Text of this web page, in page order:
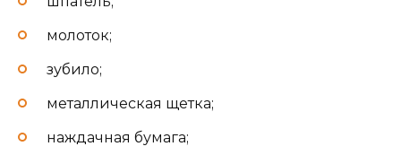
молоток;
зубило;
металлическая щетка;
наждачная бумага;